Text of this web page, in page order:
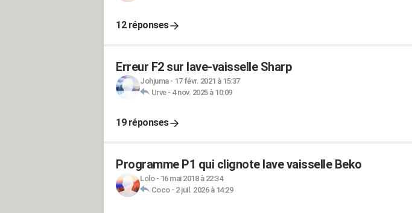
12 réponses
Erreur F2 sur lave-vaisselle Sharp
Johjuma- 17 févr. 2021 à 15:37
Urve- 4 nov. 2025 à 10:09
19 réponses
Programme P1 qui clignote lave vaisselle Beko
Lolo- 16 mai 2018 à 22:34
Coco- 2 juil. 2026 à 14:29